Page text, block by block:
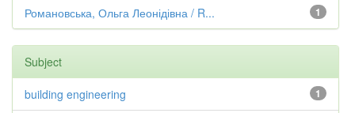
1
Романовська, Ольга Леонідівна / R...
Subject
1
building engineering